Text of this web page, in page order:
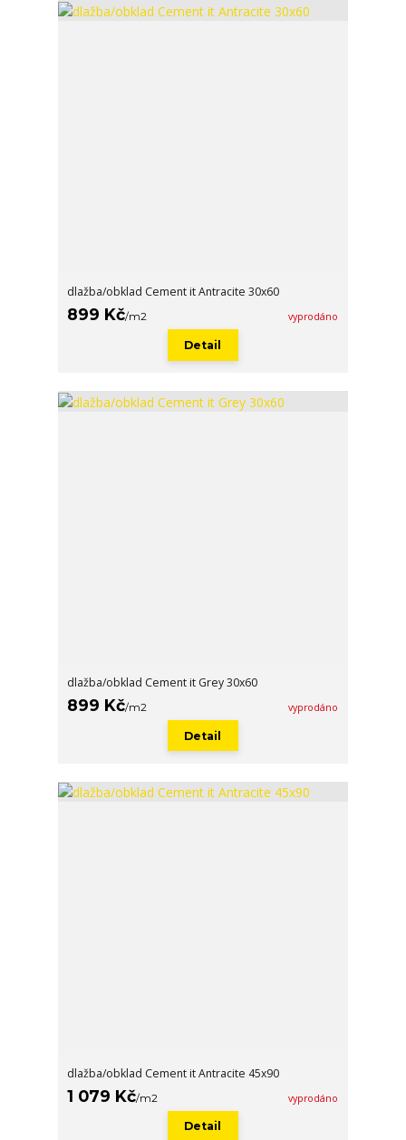
dlažba/obklad Cement it Antracite 30x60
899 Kč/m2 vyprodáno
Detail
dlažba/obklad Cement it Grey 30x60
899 Kč/m2 vyprodáno
Detail
dlažba/obklad Cement it Antracite 45x90
1 079 Kč/m2 vyprodáno
Detail